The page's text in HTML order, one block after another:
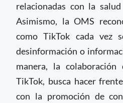
relacionadas con la
Asimismo, la OMS
como TikTok cada vez
desinformación o
manera, la
TikTok, busca hacer
con la promoción de